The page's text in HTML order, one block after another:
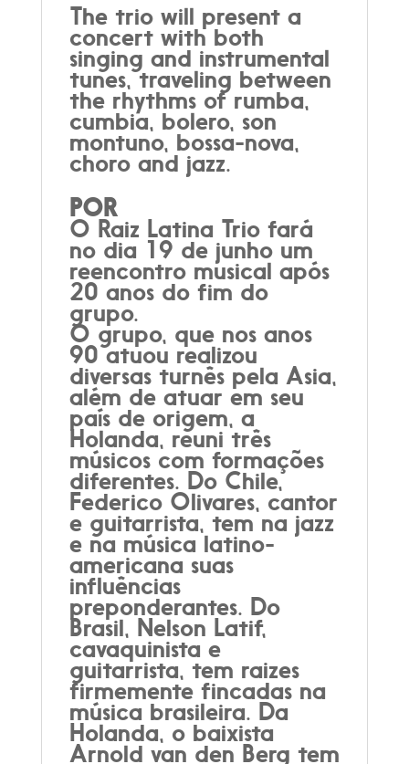
The trio will present a
concert with both
singing and instrumental
tunes, traveling between
the rhythms of rumba,
cumbia, bolero, son
montuno, bossa-nova,
choro and jazz.
POR
O Raiz Latina Trio fará
no dia 19 de junho um
reencontro musical após
20 anos do fim do
grupo.
O grupo, que nos anos
90 atuou realizou
diversas turnês pela Asia,
além de atuar em seu
país de origem, a
Holanda, reuni três
músicos com formações
diferentes. Do Chile,
Federico Olivares, cantor
e guitarrista, tem na jazz
e na música latino-
americana suas
influências
preponderantes. Do
Brasil, Nelson Latif,
cavaquinista e
guitarrista, tem raizes
firmemente fincadas na
música brasileira. Da
Holanda, o baixista
Arnold van den Berg tem